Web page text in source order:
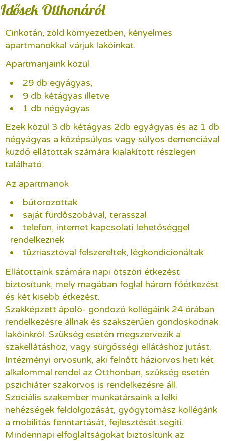
Idősek Otthonáról
Cinkotán, zöld környezetben, kényelmes
apartmanokkal várjuk lakóinkat.
Apartmanjaink közül
29 db egyágyas,
9 db kétágyas illetve
1 db négyágyas
Ezek közül 3 db kétágyas 2db egyágyas és az 1 db
négyágyas a középsúlyos vagy súlyos demenciával
küzdő ellátottak számára kialakított részlegen
található.
Az apartmanok
bútorozottak
saját fürdőszobával, terasszal
telefon, internet kapcsolati lehetőséggel
rendelkeznek
tűzriasztóval felszereltek, légkondicionáltak
Ellátottaink számára napi ötszöri étkezést
biztosítunk, mely magában foglal három főétkezést
és két kisebb étkezést.
Szakképzett ápoló- gondozó kollégáink 24 órában
rendelkezésre állnak és szakszerűen gondoskodnak
lakóinkról. Szükség esetén megszervezik a
szakellátáshoz, vagy sürgősségi ellátáshoz jutást.
Intézményi orvosunk, aki felnőtt háziorvos heti két
alkalommal rendel az Otthonban, szükség esetén
pszichiáter szakorvos is rendelkezésre áll.
Szociális szakember munkatársaink a lelki
nehézségek feldolgozását, gyógytornász kollégánk
a mobilitás fenntartását, fejlesztését segíti.
Mindennapi elfoglaltságokat biztosítunk az